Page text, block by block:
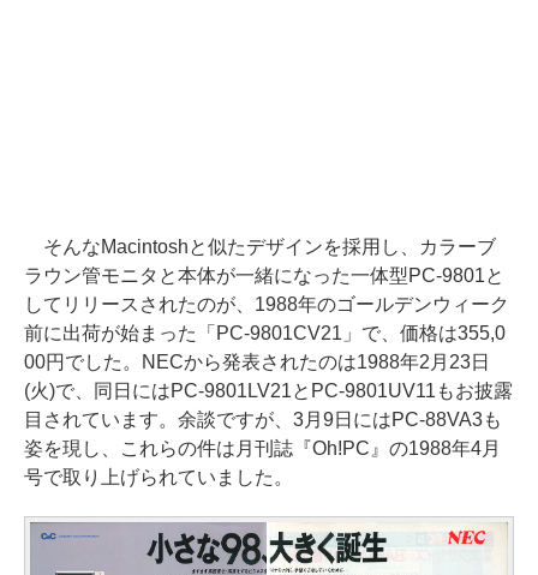
そんなMacintoshと似たデザインを採用し、カラーブ
ラウン管モニタと本体が一緒になった一体型PC-9801と
してリリースされたのが、1988年のゴールデンウィーク
前に出荷が始まった「PC-9801CV21」で、価格は355,0
00円でした。NECから発表されたのは1988年2月23日
(火)で、同日にはPC-9801LV21とPC-9801UV11もお披露
目されています。余談ですが、3月9日にはPC-88VA3も
姿を現し、これらの件は月刊誌『Oh!PC』の1988年4月
号で取り上げられていました。